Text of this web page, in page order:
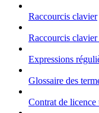
Raccourcis clavier
Raccourcis
Expressions
Glossaire des
Contrat de